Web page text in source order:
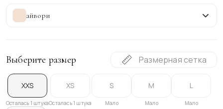
айвори
Выберите размер Размерная сетка
XXS
Осталась 1 штука
XS
Осталась 1 штука
S
Мало
M
Мало
L
Мало